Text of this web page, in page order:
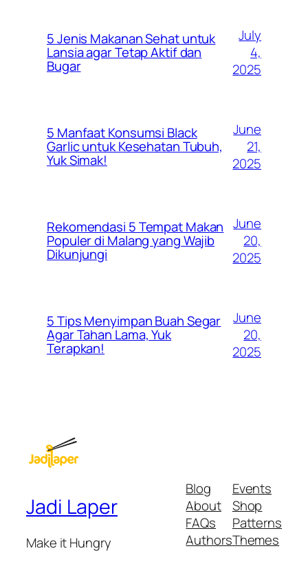
5 Jenis Makanan Sehat untuk
Lansia agar Tetap Aktif dan
Bugar
July
4,
2025
5 Manfaat Konsumsi Black
Garlic untuk Kesehatan Tubuh,
Yuk Simak!
June
21,
2025
Rekomendasi 5 Tempat Makan
Populer di Malang yang Wajib
Dikunjungi
June
20,
2025
5 Tips Menyimpan Buah Segar
Agar Tahan Lama, Yuk
Terapkan!
June
20,
2025
Jadi Laper
Make it Hungry
Blog
About
FAQs
Authors
Events
Shop
Patterns
Themes